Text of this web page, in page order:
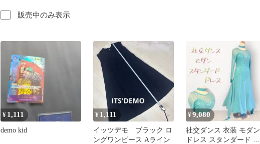
販売中のみ表示
¥ 1,111
demo kid
¥ 1,111
イッツデモ ブラック ロ
ングワンピース Aライン
¥9,080
社交ダンス 衣装 モダン
ドレス スタンダード 水